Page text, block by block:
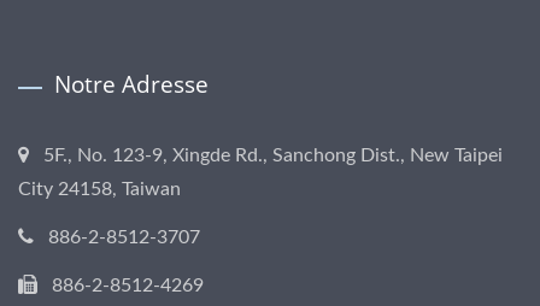
Notre Adresse
5F., No. 123-9, Xingde Rd., Sanchong Dist., New Taipei
City 24158, Taiwan
886-2-8512-3707
886-2-8512-4269